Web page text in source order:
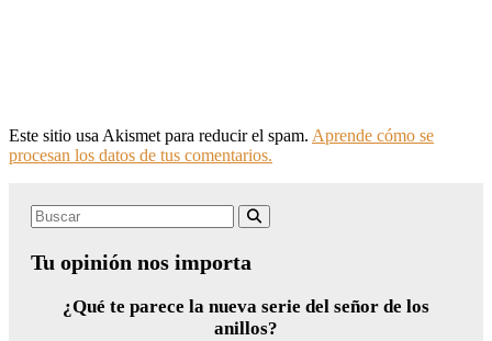
Este sitio usa Akismet para reducir el spam. Aprende cómo se
procesan los datos de tus comentarios.
Search
Tu opinión nos importa
¿Qué te parece la nueva serie del señor de los
anillos?